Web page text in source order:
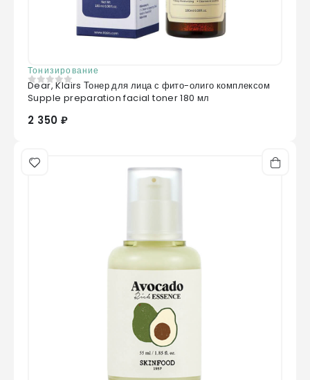
Тонизирование
0 из 5
Dear, Klairs Тонер для лица с фито-олиго комплексом
Supple preparation facial toner 180 мл
2 350 ₽